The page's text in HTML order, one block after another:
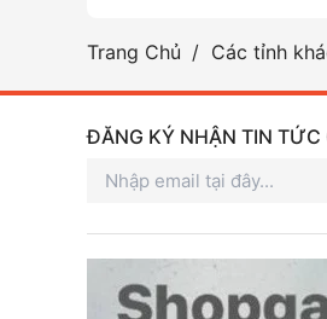
Trang Chủ Các tỉnh
ĐĂNG KÝ NHẬN TIN TỨC